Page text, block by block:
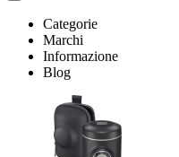
Categorie
Marchi
Informazione
Blog